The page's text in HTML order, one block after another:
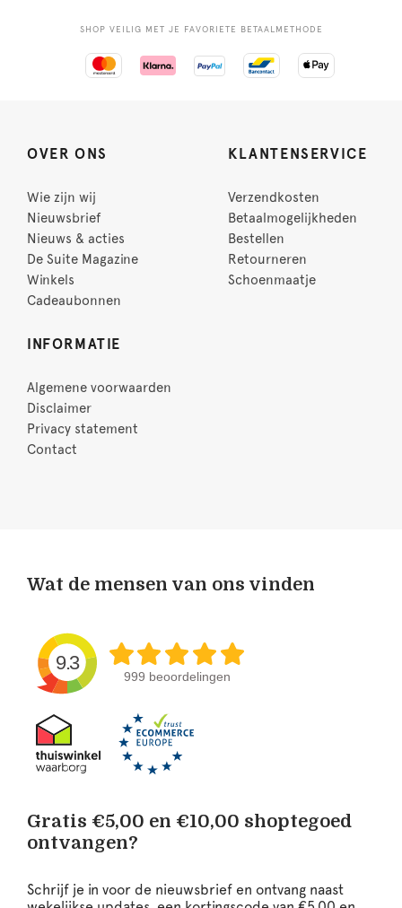
SHOP VEILIG MET JE FAVORIETE BETAALMETHODE
OVER ONS
Wie zijn wij
Nieuwsbrief
Nieuws & acties
De Suite Magazine
Winkels
Cadeaubonnen
KLANTENSERVICE
Verzendkosten
Betaalmogelijkheden
Bestellen
Retourneren
Schoenmaatje
INFORMATIE
Algemene voorwaarden
Disclaimer
Privacy statement
Contact
Wat de mensen van ons vinden
9.3
999 beoordelingen
Gratis €5,00 en €10,00 shoptegoed
ontvangen?
Schrijf je in voor de nieuwsbrief en ontvang naast